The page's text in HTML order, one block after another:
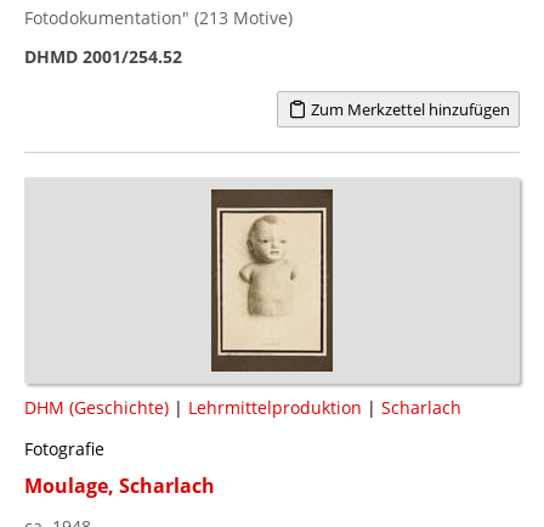
Fotodokumentation" (213 Motive)
DHMD 2001/254.52
Zum Merkzettel hinzufügen
DHM (Geschichte) | Lehrmittelproduktion | Scharlach
Fotografie
Moulage, Scharlach